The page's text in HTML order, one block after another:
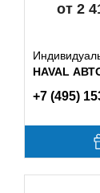
от 2
HAVAL
+7 (495)